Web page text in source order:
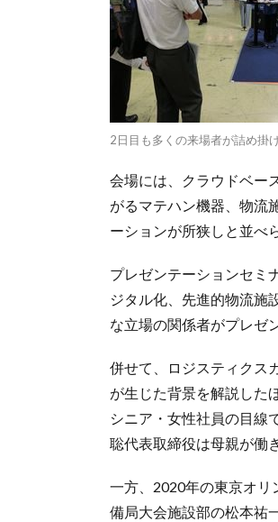
2日目も多くの来場者が詰め掛
会場には、クラウドベー
がるマテハン機器、物流
ーションが所狭しと並べ
プレゼンテーションセミ
ジタル化、先進的物流施
な立場の関係者がプレゼ
併せて、ロジスティクス
が生じた背景を解説した
シニア・女性社員の目線
聡代表取締役は母親が働
一方、2020年の東京オリ
備局大会施設部の松本祐